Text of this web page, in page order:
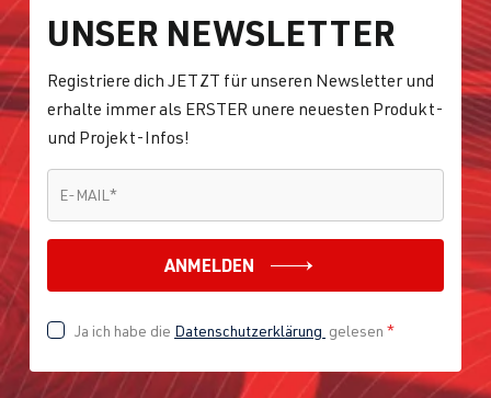
UNSER NEWSLETTER
Registriere dich JETZT für unseren Newsletter und
erhalte immer als ERSTER unere neuesten Produkt-
und Projekt-Infos!
E-MAIL *
ANMELDEN
Ja ich habe die Datenschutzerklärung gelesen *